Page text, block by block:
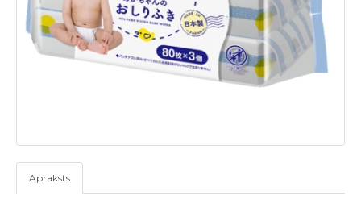
Apraksts